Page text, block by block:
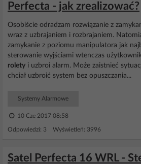
Perfecta - jak zrealizować?
Osobiście odradzam rozwiązanie z
wraz z uzbrajaniem i rozbrajaniem.
zamykanie z poziomu manipulatora jak
sterowanie wyjściami wtenczas
rolety i uzbroi alarm. Może zaistnieć
chciał uzbroić system bez opuszczania...
Systemy Alarmowe
10 Cze 2017 08:58
Odpowiedzi: 3 Wyświetleń: 3996
Satel Perfecta 16 WRL -